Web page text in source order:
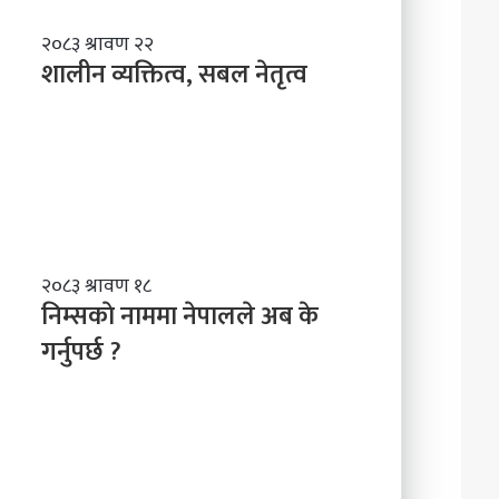
शा
ली
न
ने
तृ
त्व
२०८३ श्रावण २२
शालीन व्यक्तित्व, सबल नेतृत्व
नि
म्स
काे
ना
२०८३ श्रावण १८
निम्सकाे नाममा नेपालले अब के
गर्नुपर्छ ?